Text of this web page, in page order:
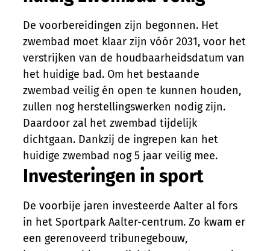
De voorbereidingen zijn begonnen. Het
zwembad moet klaar zijn vóór 2031, voor het
verstrijken van de houdbaarheidsdatum van
het huidige bad. Om het bestaande
zwembad veilig én open te kunnen houden,
zullen nog herstellingswerken nodig zijn.
Daardoor zal het zwembad tijdelijk
dichtgaan. Dankzij de ingrepen kan het
huidige zwembad nog 5 jaar veilig mee.
Investeringen in sport
De voorbije jaren investeerde Aalter al fors
in het Sportpark Aalter-centrum. Zo kwam er
een gerenoveerd tribunegebouw,